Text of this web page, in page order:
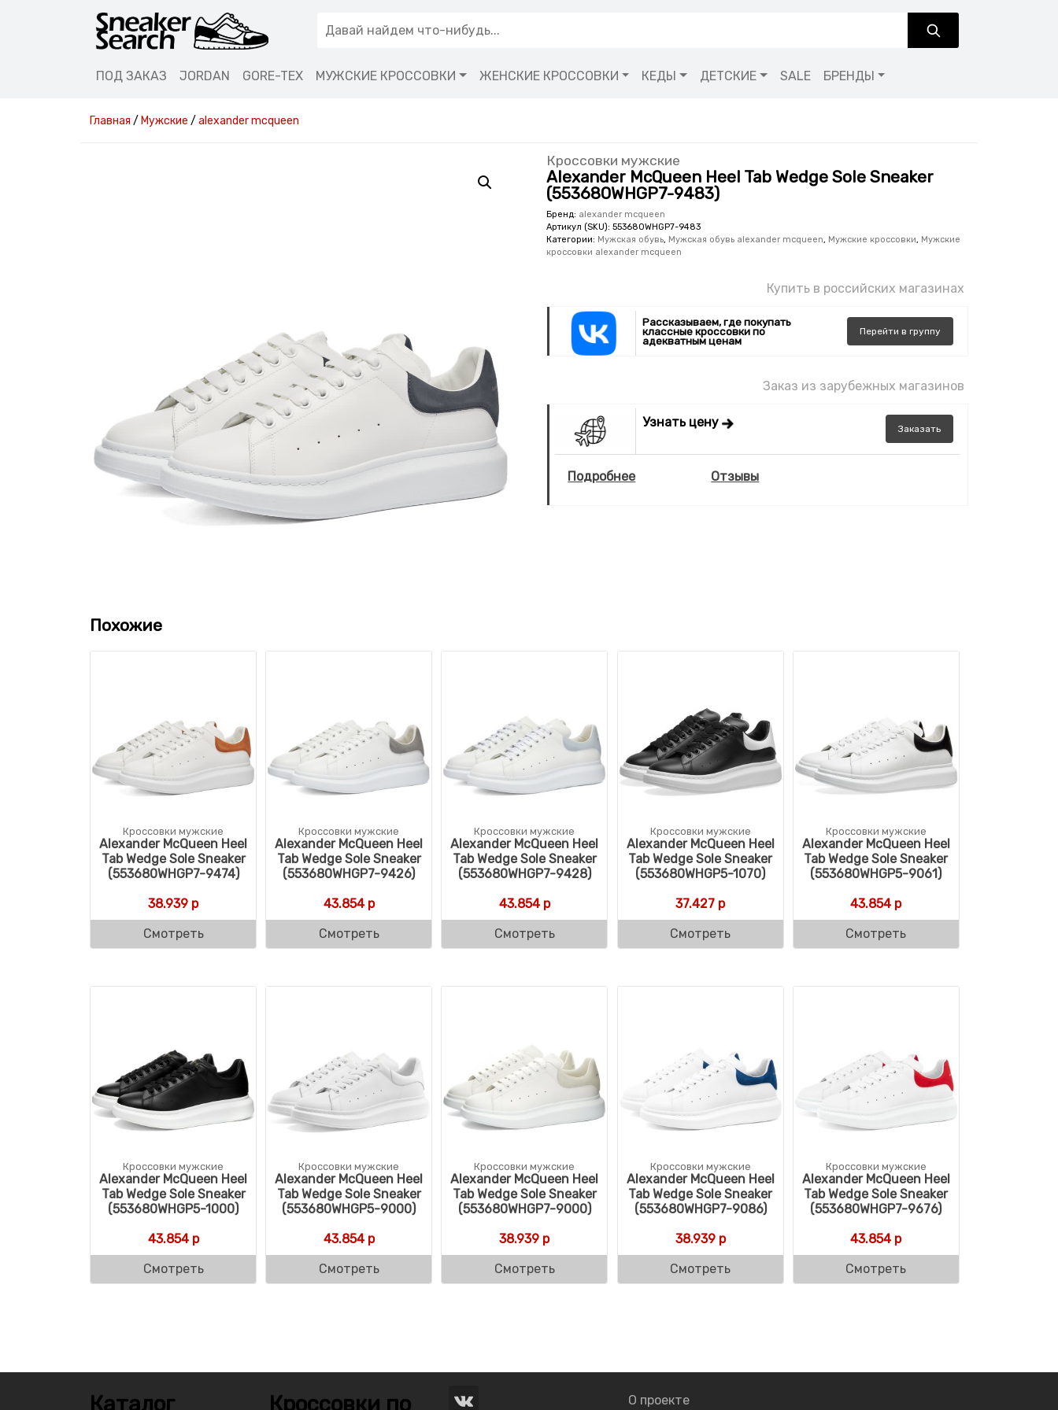
ПОД ЗАКАЗ JORDAN GORE-TEX МУЖСКИЕ КРОССОВКИ ЖЕНСКИЕ КРОССОВКИ КЕДЫ ДЕТСКИЕ SALE БРЕНДЫ
Главная / Мужские / alexander mcqueen
Кроссовки мужские
Alexander McQueen Heel Tab Wedge Sole Sneaker
(553680WHGP7-9483)
Бренд: alexander mcqueen
Артикул (SKU):553680WHGP7-9483
Категории: Мужская обувь, Мужская обувь alexander mcqueen, Мужские кроссовки, Мужские
кроссовки alexander mcqueen
Купить в российских магазинах
Рассказываем, где покупать
классные кроссовки по
адекватным ценам
Перейти в группу
Заказ из зарубежных магазинов
Узнать цену Заказать
Подробнее Отзывы
Похожие
Кроссовки мужские
Alexander McQueen Heel
Tab Wedge Sole Sneaker
(553680WHGP7-9474)
38.939 р
Смотреть
Кроссовки мужские
Alexander McQueen Heel
Tab Wedge Sole Sneaker
(553680WHGP7-9426)
43.854р
Смотреть
Кроссовки мужские
Alexander McQueen Heel
Tab Wedge Sole Sneaker
(553680WHGP7-9428)
43.854р
Смотреть
Кроссовки мужские
Alexander McQueen Heel
Tab Wedge Sole Sneaker
(553680WHGP5-1070)
37.427 р
Смотреть
Кроссовки мужские
Alexander McQueen Heel
Tab Wedge Sole Sneaker
(553680WHGP5-9061)
43.854р
Смотреть
Кроссовки мужские
Alexander McQueen Heel
Tab Wedge Sole Sneaker
(553680WHGP5-1000)
43.854р
Смотреть
Кроссовки мужские
Alexander McQueen Heel
Tab Wedge Sole Sneaker
(553680WHGP5-9000)
43.854р
Смотреть
Кроссовки мужские
Alexander McQueen Heel
Tab Wedge Sole Sneaker
(553680WHGP7-9000)
38.939 р
Смотреть
Кроссовки мужские
Alexander McQueen Heel
Tab Wedge Sole Sneaker
(553680WHGP7-9086)
38.939р
Смотреть
Кроссовки мужские
Alexander McQueen Heel
Tab Wedge Sole Sneaker
(553680WHGP7-9676)
43.854р
Смотреть
Каталог Кроссовки по О проекте